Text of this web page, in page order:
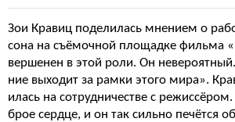
Зои Кравиц поделилась мнением о
сона на съёмочной площадке фильма
вершенен в этой роли. Он
ние выходит за рамки этого мира».
илась на сотрудничестве с
брое сердце, и он так сильно печётся